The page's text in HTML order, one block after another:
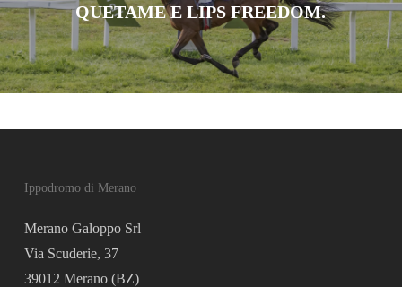
QUETAME E LIPS FREEDOM.
Ippodromo di Merano
Merano Galoppo Srl
Via Scuderie, 37
39012 Merano (BZ)